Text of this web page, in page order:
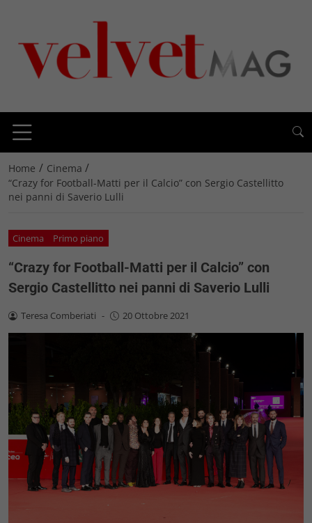
Home / Cinema /
“Crazy for Football-Matti per il Calcio” con Sergio Castellitto
nei panni di Saverio Lulli
Cinema Primo piano
“Crazy for Football-Matti per il Calcio” con
Sergio Castellitto nei panni di Saverio Lulli
Teresa Comberiati - 20 Ottobre 2021